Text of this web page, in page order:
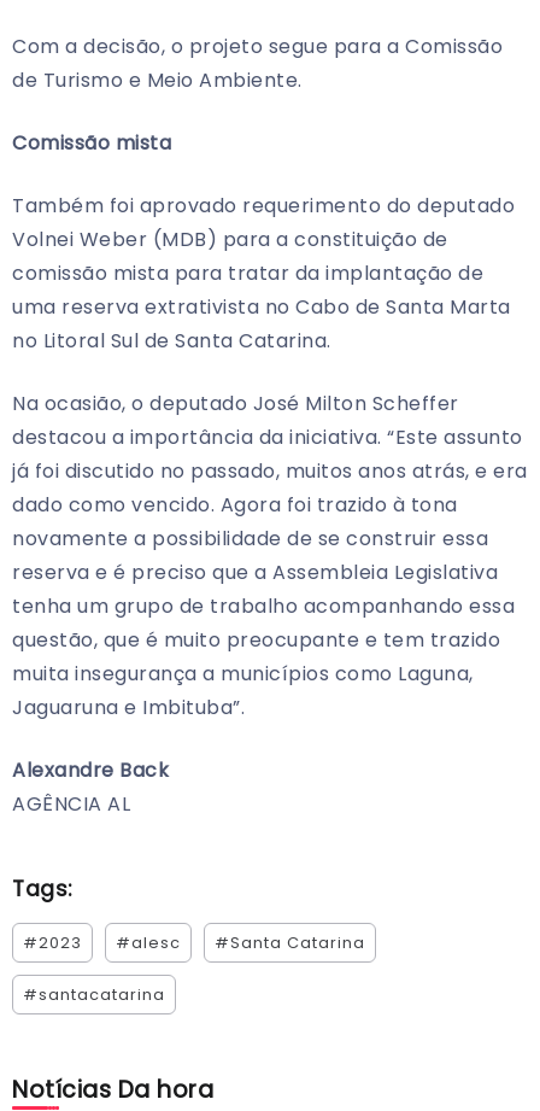
Com a decisão, o projeto segue para a Comissão
de Turismo e Meio Ambiente.
Comissão mista
Também foi aprovado requerimento do deputado
Volnei Weber (MDB) para a constituição de
comissão mista para tratar da implantação de
uma reserva extrativista no Cabo de Santa Marta
no Litoral Sul de Santa Catarina.
Na ocasião, o deputado José Milton Scheffer
destacou a importância da iniciativa. “Este assunto
já foi discutido no passado, muitos anos atrás, e era
dado como vencido. Agora foi trazido à tona
novamente a possibilidade de se construir essa
reserva e é preciso que a Assembleia Legislativa
tenha um grupo de trabalho acompanhando essa
questão, que é muito preocupante e tem trazido
muita insegurança a municípios como Laguna,
Jaguaruna e Imbituba”.
Alexandre Back
AGÊNCIA AL
Tags:
#2023 #alesc #Santa Catarina
#santacatarina
Notícias Da hora